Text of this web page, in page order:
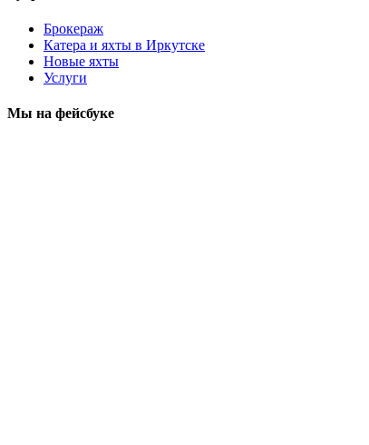
Брокераж
Катера и яхты в Иркутске
Новые яхты
Услуги
Мы на фейсбуке